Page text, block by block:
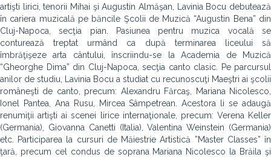
artişti lirici, tenorii Mihai şi Augustin Almăşan, Lavinia Bocu debutează
în cariera muzicală pe băncile Şcolii de Muzică “Augustin Bena” din
Cluj-Napoca, secţia pian. Pasiunea pentru muzica vocală se
conturează treptat urmând ca după terminarea liceului să
îmbrăţişeze arta cântului, înscriindu-se la Academia de Muzică
“Gheorghe Dima” din Cluj-Napoca, secţia canto clasic. Pe parcursul
anilor de studiu, Lavinia Bocu a studiat cu recunoscuţi Maeştri ai şcolii
româneşti de canto, precum: Alexandru Fărcaş, Mariana Nicolesco,
Ionel Pantea, Ana Rusu, Mircea Sâmpetrean. Acestora li se adaugă
renumiţii artişti ai scenei lirice internaţionale, precum: Verena Keller
(Germania), Giovanna Canetti (Italia), Valentina Weinstein (Germania)
etc. Participarea la cursuri de Măiestrie Artistică ”Master Classes” în
ţară, precum cel condus de soprana Mariana Nicolesco la Brăila şi